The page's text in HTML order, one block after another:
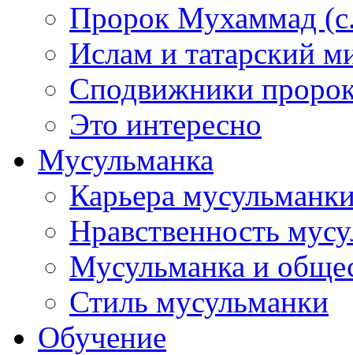
Пророк Мухаммад
Ислам и татарский
Сподвижники
Это интересно
Мусульманка
Карьера
Нравственность
Мусульманка и
Стиль мусульманки
Обучение